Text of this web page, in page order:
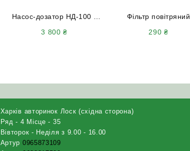
Насос-дозатор НД-100 з
3 800₴
Фільтр повітряний
290₴
Харків авторинок Лоск (східна сторона)
Ряд - 4 Місце - 35
Вівторок - Неділя з 9.00 - 16.00
Артур 0965873109